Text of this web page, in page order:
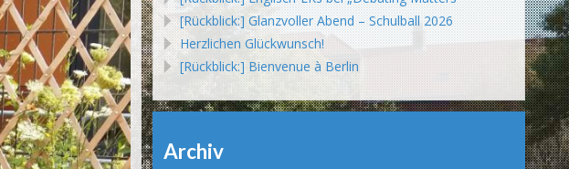
[Rückblick:] Glanzvoller Abend – Schulball 2026
Herzlichen Glückwunsch!
[Rückblick:] Bienvenue à Berlin
Archiv